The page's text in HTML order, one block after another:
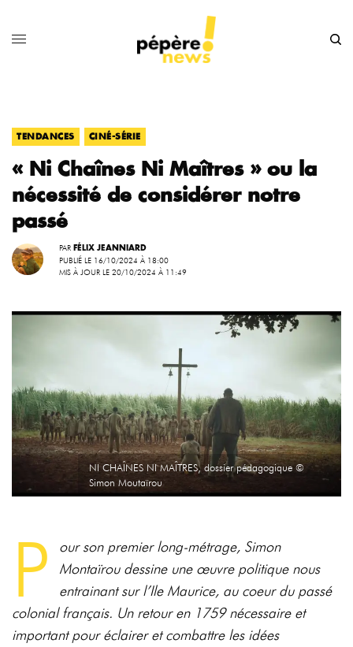
TENDANCES CINÉ-SÉRIE
« Ni Chaînes Ni Maîtres » ou la
nécessité de considérer notre
passé
PAR FÉLIX JEANNIARD
PUBLIÉ LE 16/10/2024 À 18:00
MIS À JOUR LE 20/10/2024 À 11:49
NI CHAÎNES NI MAÎTRES, dossier pédagogique ©
Simon Moutaïrou
P
our son premier long-métrage, Simon
Montaïrou dessine une œuvre politique nous
entrainant sur l’Ile Maurice, au coeur du passé
colonial français. Un retour en 1759 nécessaire et
important pour éclairer et combattre les idées